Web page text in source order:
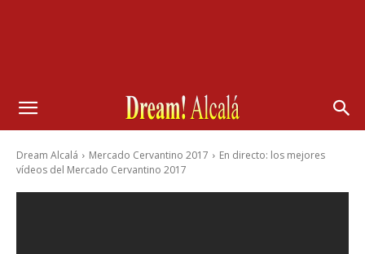
Dream Alcalá Mercado Cervantino 2017
En directo: los mejores
vídeos del Mercado Cervantino 2017